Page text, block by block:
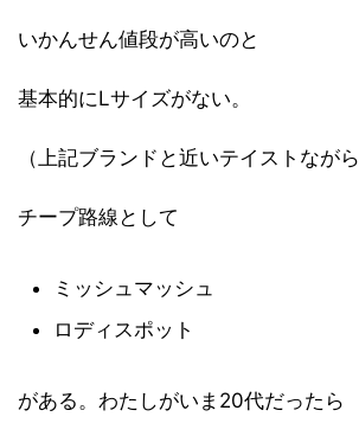
いかんせん値段が高いのと
基本的にLサイズがない。
（上記ブランドと近いテイストながら
チープ路線として
ミッシュマッシュ
ロディスポット
がある。わたしがいま20代だったら